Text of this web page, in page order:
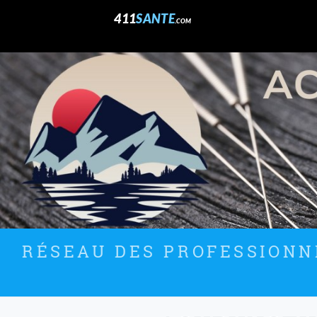
411SANTE.COM
RÉSEAU DES